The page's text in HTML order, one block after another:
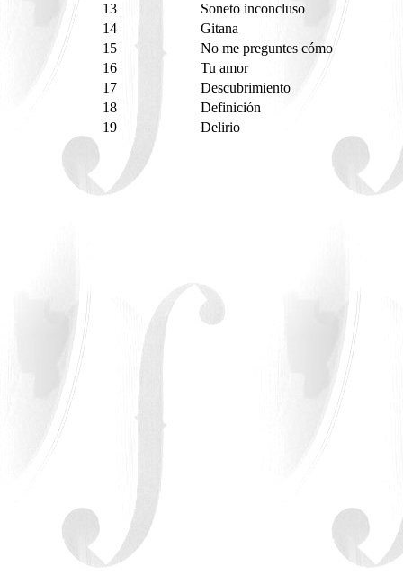
13
Soneto inconcluso
14
Gitana
15
No me preguntes cómo
16
Tu amor
17
Descubrimiento
18
Definición
19
Delirio